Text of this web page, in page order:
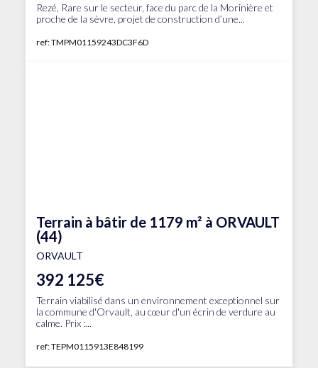
Rezé, Rare sur le secteur, face du parc de la Morinière et
proche de la sèvre, projet de construction d’une...
ref: TMPM01159243DC3F6D
Terrain à bâtir de 1179 m² à ORVAULT
(44)
ORVAULT
392 125€
Terrain viabilisé dans un environnement exceptionnel sur
la commune d'Orvault, au cœur d'un écrin de verdure au
calme. Prix :...
ref: TEPM0115913E848199